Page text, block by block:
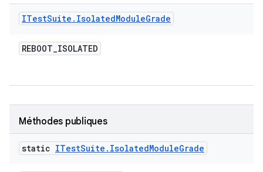
ITestSuite . IsolatedModuleGrade
REBOOT_ISOLATED
Méthodes publiques
static ITestSuite . IsolatedModuleGrade